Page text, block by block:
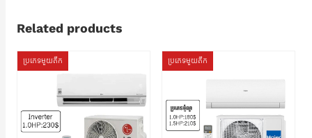
Related products
ប្រភេទមួយតឹក ប្រភេទមួយតឹក